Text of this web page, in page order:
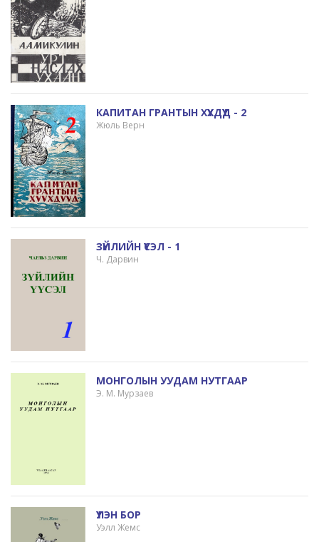
КАПИТАН ГРАНТЫН ХҮҮХДҮҮД - 2
Жюль Верн
ЗҮЙЛИЙН ҮҮСЭЛ - 1
Ч. Дарвин
МОНГОЛЫН УУДАМ НУТГААР
Э. М. Мурзаев
ҮҮЛЭН БОР
Уэлл Жемс